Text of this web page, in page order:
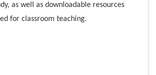
as well as downloadable resources
for classroom teaching.